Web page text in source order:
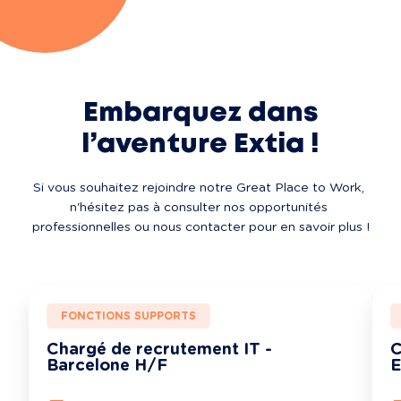
Embarquez dans
l’aventure Extia !
Si vous souhaitez rejoindre notre Great Place to Work,
n'hésitez pas à consulter nos opportunités
professionnelles ou nous contacter pour en savoir plus !
FONCTIONS SUPPORTS
Chargé de recrutement IT -
Barcelone H/F